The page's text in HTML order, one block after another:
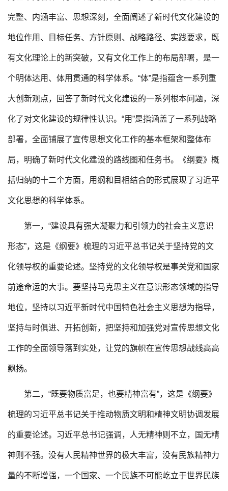
完整、内涵丰富、思想深刻，全面阐述了新时代文化建设的
地位作用、目标任务、方针原则、战略路径、实践要求，既
有文化理论上的新突破，又有文化工作上的布局部署，是一
个明体达用、体用贯通的科学体系。“体”是指蕴含一系列重
大创新观点，回答了新时代文化建设的一系列根本问题，深
化了对文化建设的规律性认识。“用”是指涵盖了一系列战略
部署，全面铺展了宣传思想文化工作的基本框架和整体布
局，明确了新时代文化建设的路线图和任务书。《纲要》概
括归纳的十二个方面，用纲和目相结合的形式展现了习近平
文化思想的科学体系。
第一，“建设具有强大凝聚力和引领力的社会主义意识
形态”，这是《纲要》梳理的习近平总书记关于坚持党的文
化领导权的重要论述。坚持党的文化领导权是事关党和国家
前途命运的大事。要坚持马克思主义在意识形态领域的指导
地位，坚持以习近平新时代中国特色社会主义思想为指导，
坚持与时俱进、开拓创新，把坚持和加强党对宣传思想文化
工作的全面领导落到实处，让党的旗帜在宣传思想战线高高
飘扬。
第二，“既要物质富足，也要精神富有”，这是《纲要》
梳理的习近平总书记关于推动物质文明和精神文明协调发展
的重要论述。习近平总书记强调，人无精神则不立，国无精
神则不强。没有人民精神世界的极大丰富，没有民族精神力
量的不断增强，一个国家、一个民族不可能屹立于世界民族